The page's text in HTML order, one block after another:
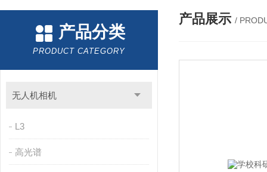
产品分类
PRODUCT CATEGORY
无人机相机
L3
高光谱
产品展示 /